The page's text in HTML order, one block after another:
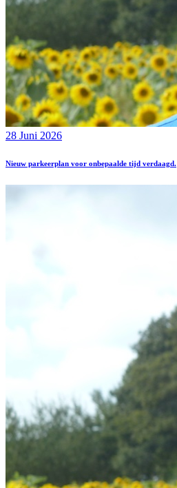
28 Juni 2026
Nieuw parkeerplan voor onbepaalde tijd verdaagd.